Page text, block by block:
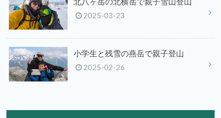
北八ヶ岳の北横岳で親子雪山登山
2025-03-23
小学生と残雪の燕岳で親子登山
2025-02-26